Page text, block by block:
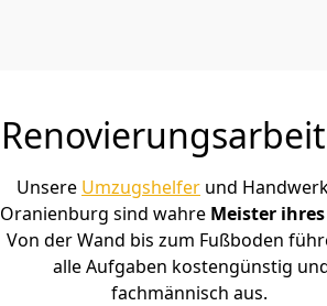
Unsere Umzugshelfer und
Oranienburg sind wahre Meister ihres
Von der Wand bis zum Fußboden
alle Aufgaben kostengünstig
fachmännisch aus.